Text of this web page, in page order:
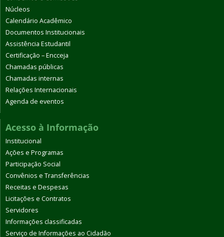
Núcleos
Calendário Acadêmico
Documentos Institucionais
Assistência Estudantil
Certificação – Encceja
Chamadas públicas
Chamadas internas
Relações Internacionais
Agenda de eventos
Acesso à Informação
Institucional
Ações e Programas
Participação Social
Convênios e Transferências
Receitas e Despesas
Licitações e Contratos
Servidores
Informações classificadas
Serviço de Informações ao Cidadão